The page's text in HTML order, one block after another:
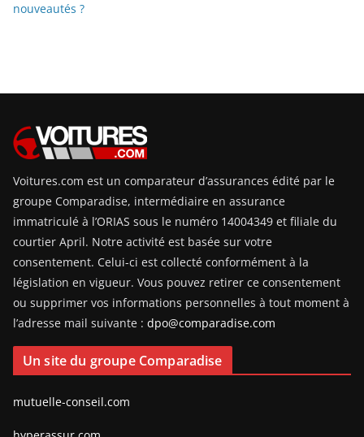
nouveautés ?
Voitures.com est un comparateur d’assurances édité par le
groupe Comparadise, intermédiaire en assurance
immatriculé à l’ORIAS sous le numéro 14004349 et filiale du
courtier April. Notre activité est basée sur votre
consentement. Celui-ci est collecté conformément à la
législation en vigueur. Vous pouvez retirer ce consentement
ou supprimer vos informations personnelles à tout moment à
l’adresse mail suivante : dpo@comparadise.com
Un site du groupe Comparadise
mutuelle-conseil.com